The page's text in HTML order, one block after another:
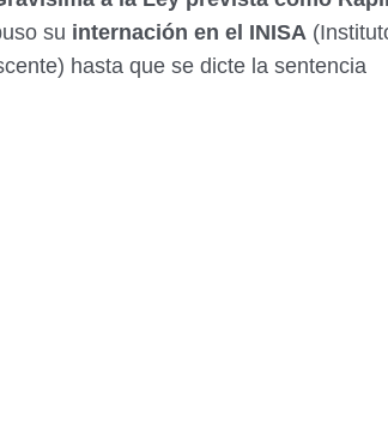
su internación en el INISA
hasta que se dicte la sentencia